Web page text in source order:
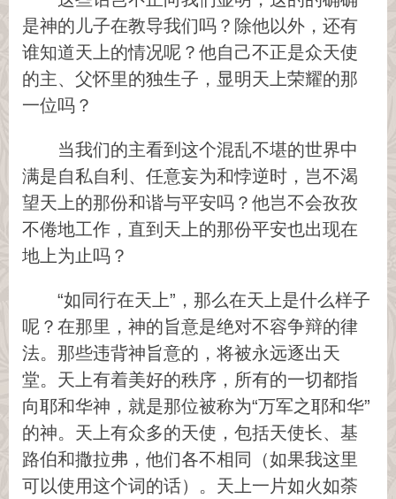
是神的儿子在教导我们吗？除他以外，还有
谁知道天上的情况呢？他自己不正是众天使
的主、父怀里的独生子，显明天上荣耀的那
一位吗？
当我们的主看到这个混乱不堪的世界中
满是自私自利、任意妄为和悖逆时，岂不渴
望天上的那份和谐与平安吗？他岂不会孜孜
不倦地工作，直到天上的那份平安也出现在
地上为止吗？
“如同行在天上”，那么在天上是什么样子
呢？在那里，神的旨意是绝对不容争辩的律
法。那些违背神旨意的，将被永远逐出天
堂。天上有着美好的秩序，所有的一切都指
向耶和华神，就是那位被称为“万军之耶和华”
的神。天上有众多的天使，包括天使长、基
路伯和撒拉弗，他们各不相同（如果我这里
可以使用这个词的话）。天上一片如火如荼